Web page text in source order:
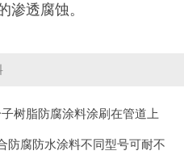
渗透腐蚀。
树脂防腐涂料涂刷在管道上
防腐防水涂料不同型号可耐不